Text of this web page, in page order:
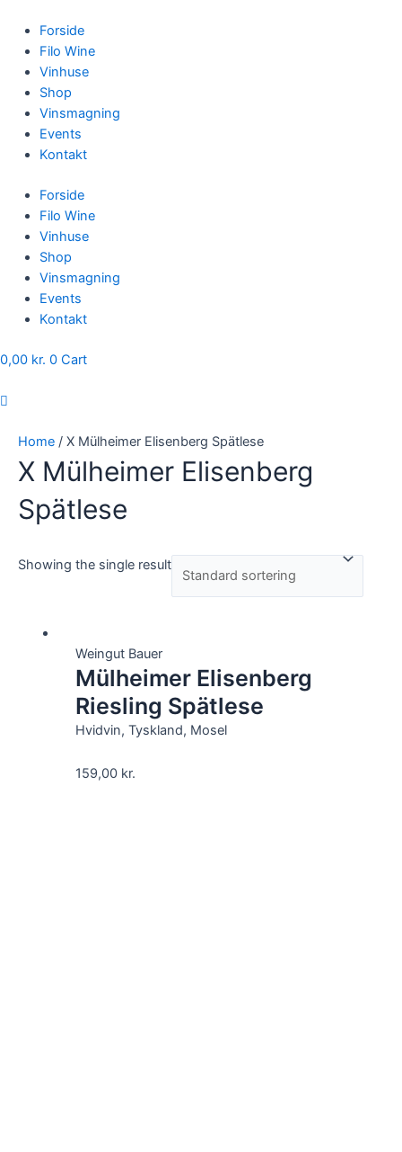
content
Forside
Filo Wine
Vinhuse
Shop
Vinsmagning
Events
Kontakt
Forside
Filo Wine
Vinhuse
Shop
Vinsmagning
Events
Kontakt
0,00 kr. 0 Cart
Home / X Mülheimer Elisenberg Spätlese
X Mülheimer Elisenberg
Spätlese
Showing the single result
Weingut Bauer
Mülheimer Elisenberg
Riesling Spätlese
Hvidvin, Tyskland, Mosel
159,00 kr.